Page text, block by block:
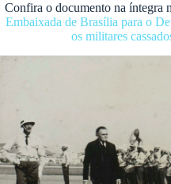
Confira o documento na íntegra
Embaixada de Brasília para o
os militares